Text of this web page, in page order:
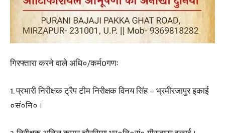
गिरफ्तारा करने वाले अधि०/कर्म0गणः
1. प्रभारी निरीक्षक ट्रैप टीम निरीक्षक विनय सिंह – भ्रमीरजापुर इकाई
०सं०नि० ।